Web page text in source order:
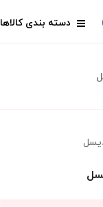
دسته بندی کالاها